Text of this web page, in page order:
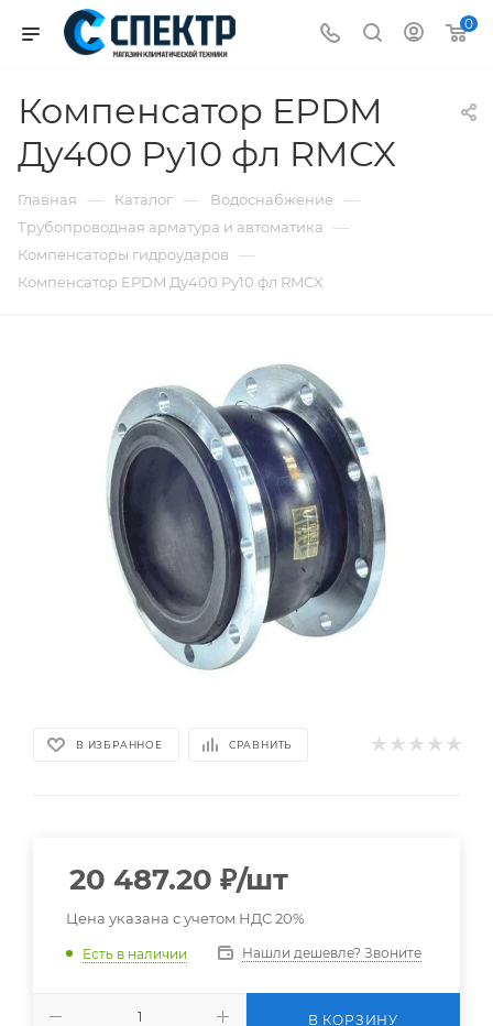
0
Компенсатор EPDM
Ду400 Ру10 фл RMCX
Главная — Каталог — Водоснабжение —
Трубопроводная арматура и автоматика —
Компенсаторы гидроударов —
Компенсатор EPDM Ду400 Ру10 фл RMCX
В ИЗБРАННОЕ СРАВНИТЬ
20 487.20 ₽/шт
Цена указана с учетом НДС 20%
Есть в наличии Нашли дешевле? Звоните
В КОРЗИНУ